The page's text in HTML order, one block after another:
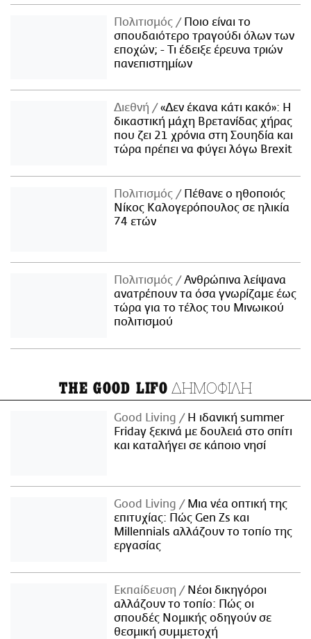
Πολιτισμός
Ποιο είναι το
σπουδαιότερο τραγούδι όλων των
εποχών; - Τι έδειξε έρευνα τριών
πανεπιστημίων
Διεθνή
«Δεν έκανα κάτι κακό»: Η
δικαστική μάχη Βρετανίδας χήρας
που ζει 21 χρόνια στη Σουηδία και
τώρα πρέπει να φύγει λόγω Brexit
Πολιτισμός
Πέθανε ο ηθοποιός
Νίκος Καλογερόπουλος σε ηλικία
74 ετών
Πολιτισμός
Ανθρώπινα λείψανα
ανατρέπουν τα όσα γνωρίζαμε έως
τώρα για το τέλος του Μινωικού
πολιτισμού
THE GOOD LIFO ΔΗΜΟΦΙΛΗ
Good Living
Η ιδανική summer
Friday ξεκινά με δουλειά στο σπίτι
και καταλήγει σε κάποιο νησί
Good Living
Μια νέα οπτική της
επιτυχίας: Πώς Gen Zs και
Millennials αλλάζουν το τοπίο της
εργασίας
Εκπαίδευση
Νέοι δικηγόροι
αλλάζουν το τοπίο: Πώς οι
σπουδές Νομικής οδηγούν σε
θεσμική συμμετοχή